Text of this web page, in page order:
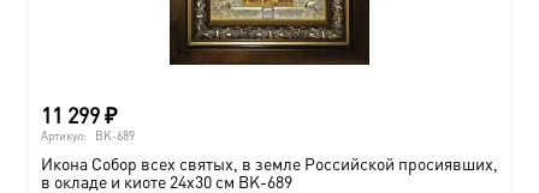
11 299₽
Артикул: BK-689
Икона Собор всех святых, в земле Российской просиявших,
в окладе и киоте 24х30 см BK-689